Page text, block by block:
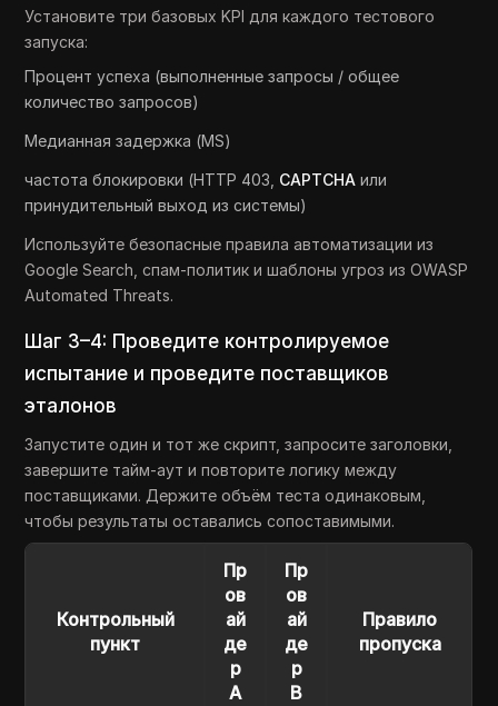
Установите три базовых KPI для каждого тестового
запуска:
Процент успеха (выполненные запросы / общее
количество запросов)
Медианная задержка (MS)
частота блокировки (HTTP 403, CAPTCHA или
принудительный выход из системы)
Используйте безопасные правила автоматизации из
Google Search, спам-политик и шаблоны угроз из OWASP
Automated Threats.
Шаг 3–4: Проведите контролируемое
испытание и проведите поставщиков
эталонов
Запустите один и тот же скрипт, запросите заголовки,
завершите тайм-аут и повторите логику между
поставщиками. Держите объём теста одинаковым,
чтобы результаты оставались сопоставимыми.
Контрольный
пункт
Пр
ов
ай
де
р
A
Пр
ов
ай
де
р
B
Правило
пропуска